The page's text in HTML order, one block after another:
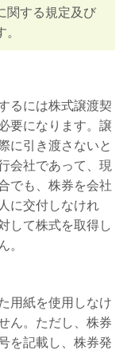
関する規定及び
るには株式譲渡契
要になります。譲
に引き渡さないと
会社であって、現
でも、株券を会社
に交付しなけれ
して株式を取得し
。
用紙を使用しなけ
ん。ただし、株券
を記載し、株券発